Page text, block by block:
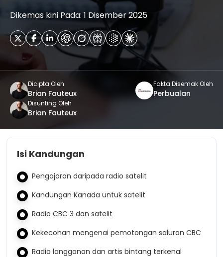
Dikemas kini Pada: 1 Disember 2025
Dicipta Oleh
Brian Fauteux
Fakta Disemak Oleh
Perbualan
Disunting Oleh
Brian Fauteux
Isi Kandungan
Pengajaran daripada radio satelit
Kandungan Kanada untuk satelit
Radio CBC 3 dan satelit
Kekecohan mengenai pemotongan saluran CBC
Radio langganan dan artis bintang terkenal